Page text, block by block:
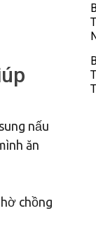
nấu
ăn
chồng